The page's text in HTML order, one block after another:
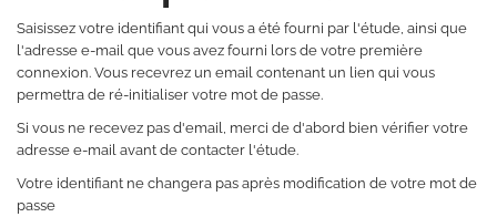
Saisissez votre identifiant qui vous a été fourni par l'étude, ainsi que
l'adresse e-mail que vous avez fourni lors de votre première
connexion. Vous recevrez un email contenant un lien qui vous
permettra de ré-initialiser votre mot de passe.
Si vous ne recevez pas d'email, merci de d'abord bien vérifier votre
adresse e-mail avant de contacter l'étude.
Votre identifiant ne changera pas après modification de votre mot de
passe